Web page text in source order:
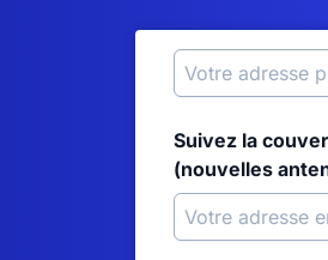
Suivez la
(nouvelles